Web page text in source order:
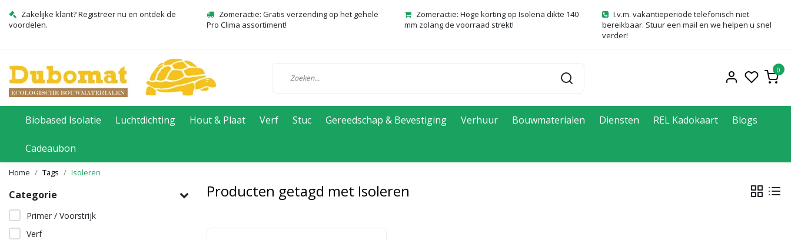
Zakelijke klant? Registreer nu en ontdek de
voordelen.
Zomeractie: Gratis verzending op het gehele
Pro Clima assortiment!
Zomeractie: Hoge korting op Isolena dikte 140
mm zolang de voorraad strekt!
I.v.m. vakantieperiode telefonisch niet
bereikbaar. Stuur een mail en we helpen u snel
verder!
0
Biobased Isolatie Luchtdichting Hout & Plaat Verf Stuc Gereedschap & Bevestiging Verhuur Bouwmaterialen Diensten REL Kadokaart Blogs
Cadeaubon
Home Tags Isoleren
Categorie
Primer / Voorstrijk
Verf
Producten getagd met Isoleren